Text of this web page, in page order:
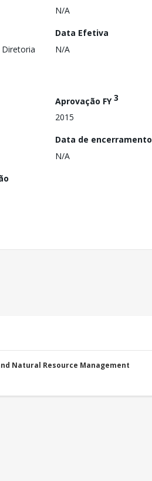
N/A
Data Efetiva
N/A
Aprovação FY3
2015
Data de encerramento
N/A
Natural Resource Management